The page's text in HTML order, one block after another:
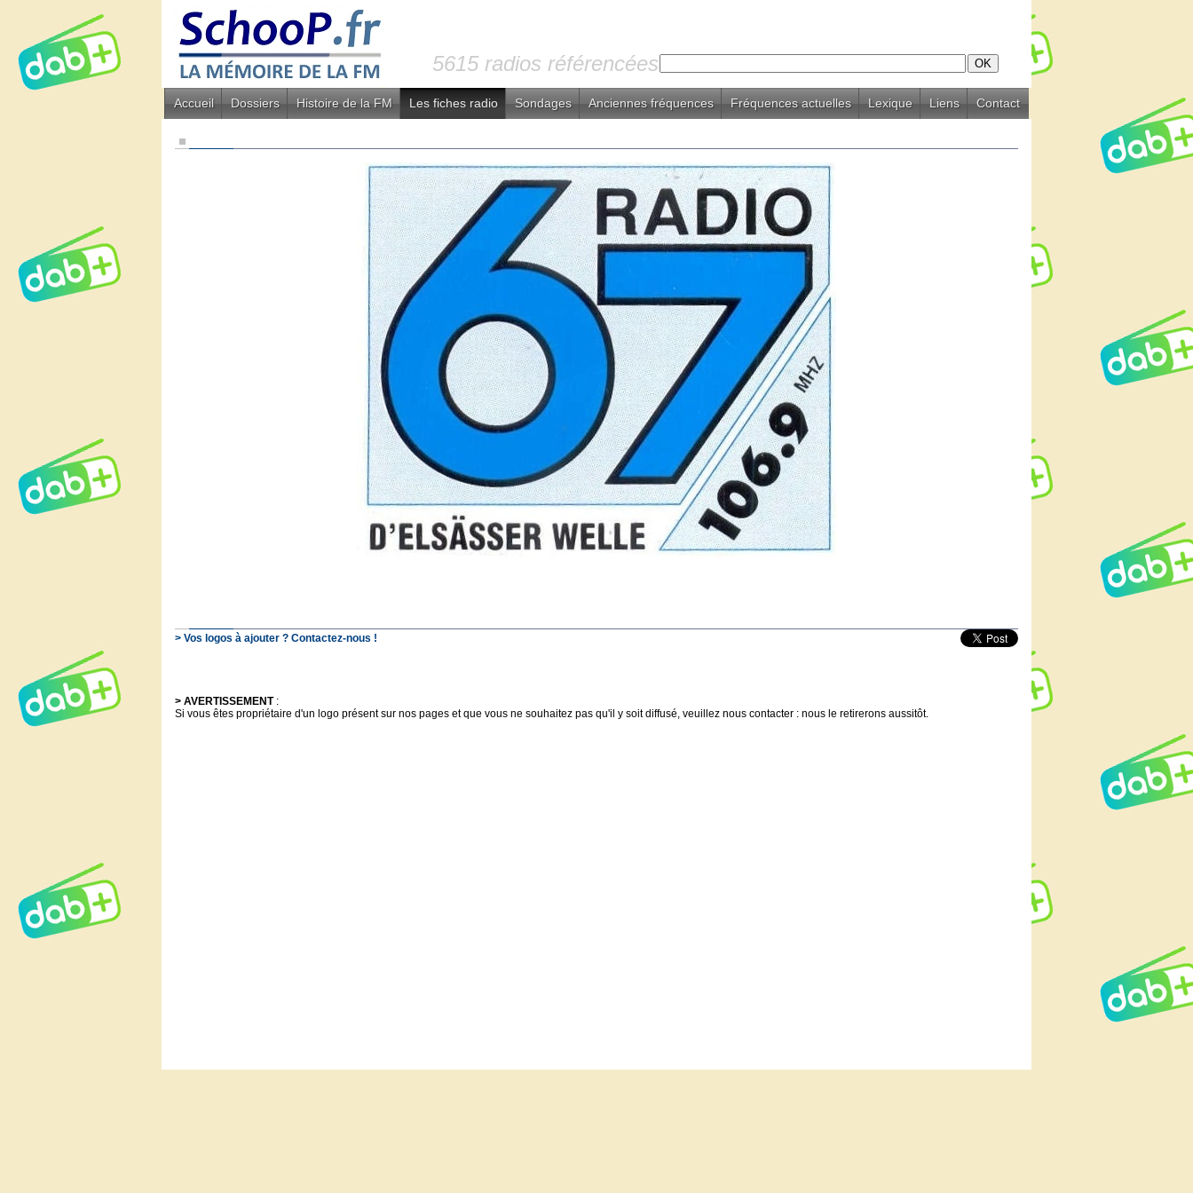
5615 radios référencées
Accueil Dossiers Histoire de la FM Les fiches radio Sondages Anciennes fréquences Fréquences actuelles Lexique Liens Contact
> Vos logos à ajouter ? Contactez-nous !
> AVERTISSEMENT:
Si vous êtes propriétaire d'un logo présent sur nos pages et que vous ne souhaitez pas qu'il y soit diffusé, veuillez nous contacter : nous le retirerons aussitôt.